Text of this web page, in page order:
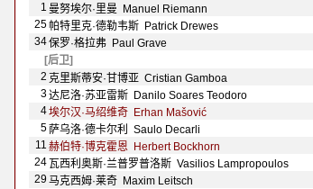
1 曼努埃尔·里曼 Manuel Riemann
25帕特里克·德勒韦斯 Patrick Drewes
34保罗·格拉弗 Paul Grave
[后卫]
2 克里斯蒂安·甘博亚 Cristian Gamboa
3达尼洛·苏亚雷斯 Danilo Soares Teodoro
4埃尔汉·马绍维奇 Erhan Mašović
5 萨乌洛·德卡尔利 Saulo Decarli
11 赫伯特·博克霍恩 Herbert Bockhorn
24 瓦西利奥斯·兰普罗普洛斯 Vasilios Lampropoulos
29 马克西姆·莱奇 Maxim Leitsch